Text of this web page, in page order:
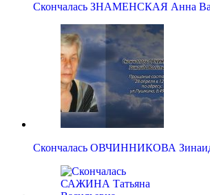
Скончалась ЗНАМЕНСКАЯ Анна
Скончалась ОВЧИННИКОВА